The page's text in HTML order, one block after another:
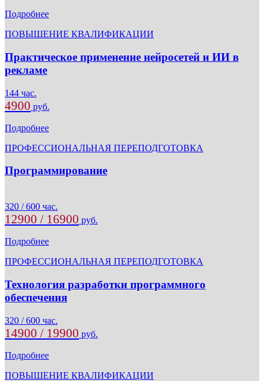
Подробнее
ПОВЫШЕНИЕ КВАЛИФИКАЦИИ
Практическое применение нейросетей и ИИ в
рекламе
144 час.
4900 руб.
Подробнее
ПРОФЕССИОНАЛЬНАЯ ПЕРЕПОДГОТОВКА
Программирование
320 / 600 час.
12900 / 16900 руб.
Подробнее
ПРОФЕССИОНАЛЬНАЯ ПЕРЕПОДГОТОВКА
Технология разработки программного
обеспечения
320 / 600 час.
14900 / 19900 руб.
Подробнее
ПОВЫШЕНИЕ КВАЛИФИКАЦИИ